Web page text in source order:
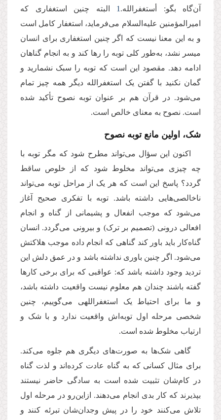
آن‌گاه بگو: أستغفرالله. 1 البته چنین استغفاری که
امیرالمؤمنین علیه‌السلام می‌فرماید، استغفار کامل است
و به این معنا نیست که اگر چنین استغفاری برای انسان
میسر نشد، به‌طور کلی توبه را رها کند و به انجام گناهان
ادامه دهد. مقصود این است که توبه را سبک نشمارید و
گمان نکنید با گفتن یک استغفرالله دیگر همه چیز تمام
می‌شود. در قرآن هم بر عنوان توبه نصوح تأکید شده
است. نصوح به معنای خالص است.
شک، اولین مانع توبه نصوح
اکنون این سؤال می‌تواند مطرح شود که مگر توبه با
چه چیزی می‌تواند مخلوط شود که از خلوص ساقط
گردد؟ پاسخ این است که هر یک از مراحل توبه می‌تواند
ناخالصی‌هایی داشته باشد. توبه با تفکری صحیح آغاز
می‌شود که موجب انفعال و پشیمانی از گناه و انجام
افعالی درونی (تصمیم بر ترک)‌ و بیرونی می‌گردد. انسان
گناه‌کار باید باور کند گناهی که انجام داده موجب هلاکتش
می‌شود. اگر چنین باوری نداشته باشد و در عمق دلش این
تردید وجود داشته باشد که: عواقبی که برای برخی کارها
گفته باشند چندان هم معلوم نیست واقعیت داشته باشد،
و ما برای احتیاط یک استغفراللهی می‌گوییم، چنین
شخصی مرحله اول توبه‌اش واقعیت ندارد و با شک و
ارتیاب مخلوط شده است.
گاهی شک‌ها به صورت‌های دیگری هم جلوه می‌کند.
برای مثال کسانی که به گناه عادت کرده‌اند و لذت گناه
در کام‌شان تثبیت شده است به سادگی حاضر نیستند
بپذیرند که کار بدی انجام می‌دهند. ازاین‌رو در مرحله اول
تلاش می‌کنند خود را در پیش وجدان‌شان تبرئه کنند و